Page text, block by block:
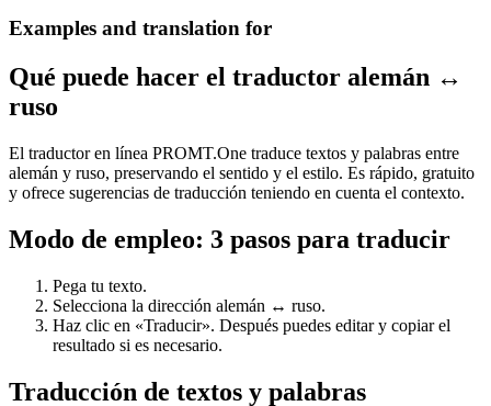
Examples and translation for
Qué puede hacer el traductor alemán ↔
ruso
El traductor en línea PROMT.One traduce textos y palabras entre
alemán y ruso, preservando el sentido y el estilo. Es rápido, gratuito
y ofrece sugerencias de traducción teniendo en cuenta el contexto.
Modo de empleo: 3 pasos para traducir
Pega tu texto.
Selecciona la dirección alemán ↔ ruso.
Haz clic en «Traducir». Después puedes editar y copiar el
resultado si es necesario.
Traducción de textos y palabras